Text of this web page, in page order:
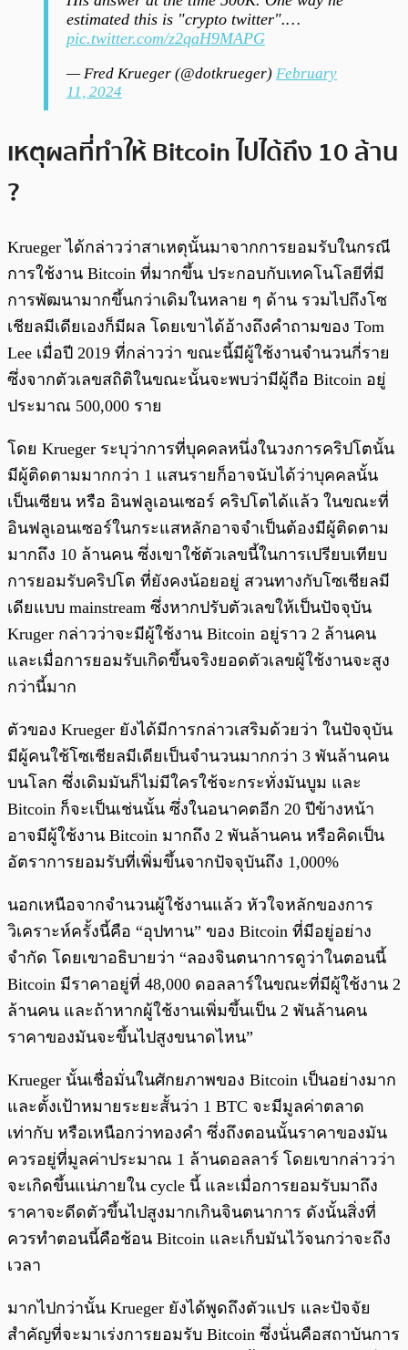
estimated this is "crypto twitter".…
pic.twitter.com/z2qaH9MAPG
— Fred Krueger (@dotkrueger) February
11, 2024
เหตุผลที่ทำให้ Bitcoin ไปได้ถึง 10 ล้าน
?
Krueger ได้กล่าวว่าสาเหตุนั้นมาจากการยอมรับในกรณี
การใช้งาน Bitcoin ที่มากขึ้น ประกอบกับเทคโนโลยีที่มี
การพัฒนามากขึ้นกว่าเดิมในหลาย ๆ ด้าน รวมไปถึงโซ
เชียลมีเดียเองก็มีผล โดยเขาได้อ้างถึงคำถามของ Tom
Lee เมื่อปี 2019 ที่กล่าวว่า ขณะนี้มีผู้ใช้งานจำนวนกี่ราย
ซึ่งจากตัวเลขสถิติในขณะนั้นจะพบว่ามีผู้ถือ Bitcoin อยู่
ประมาณ 500,000 ราย
โดย Krueger ระบุว่าการที่บุคคลหนึ่งในวงการคริปโตนั้น
มีผู้ติดตามมากกว่า 1 แสนรายก็อาจนับได้ว่าบุคคลนั้น
เป็นเซียน หรือ อินฟลูเอนเซอร์ คริปโตได้แล้ว ในขณะที่
อินฟลูเอนเซอร์ในกระแสหลักอาจจำเป็นต้องมีผู้ติดตาม
มากถึง 10 ล้านคน ซึ่งเขาใช้ตัวเลขนี้ในการเปรียบเทียบ
การยอมรับคริปโต ที่ยังคงน้อยอยู่ สวนทางกับโซเชียลมี
เดียแบบ mainstream ซึ่งหากปรับตัวเลขให้เป็นปัจจุบัน
Kruger กล่าวว่าจะมีผู้ใช้งาน Bitcoin อยู่ราว 2 ล้านคน
และเมื่อการยอมรับเกิดขึ้นจริงยอดตัวเลขผู้ใช้งานจะสูง
กว่านี้มาก
ตัวของ Krueger ยังได้มีการกล่าวเสริมด้วยว่า ในปัจจุบัน
มีผู้คนใช้โซเชียลมีเดียเป็นจำนวนมากกว่า 3 พันล้านคน
บนโลก ซึ่งเดิมมันก็ไม่มีใครใช้จะกระทั่งมันบูม และ
Bitcoin ก็จะเป็นเช่นนั้น ซึ่งในอนาคตอีก 20 ปีข้างหน้า
อาจมีผู้ใช้งาน Bitcoin มากถึง 2 พันล้านคน หรือคิดเป็น
อัตราการยอมรับที่เพิ่มขึ้นจากปัจจุบันถึง 1,000%
นอกเหนือจากจำนวนผู้ใช้งานแล้ว หัวใจหลักของการ
วิเคราะห์ครั้งนี้คือ “อุปทาน” ของ Bitcoin ที่มีอยู่อย่าง
จำกัด โดยเขาอธิบายว่า “ลองจินตนาการดูว่าในตอนนี้
Bitcoin มีราคาอยู่ที่ 48,000 ดอลลาร์ในขณะที่มีผู้ใช้งาน 2
ล้านคน และถ้าหากผู้ใช้งานเพิ่มขึ้นเป็น 2 พันล้านคน
ราคาของมันจะขึ้นไปสูงขนาดไหน”
Krueger นั้นเชื่อมั่นในศักยภาพของ Bitcoin เป็นอย่างมาก
และตั้งเป้าหมายระยะสั้นว่า 1 BTC จะมีมูลค่าตลาด
เท่ากับ หรือเหนือกว่าทองคำ ซึ่งถึงตอนนั้นราคาของมัน
ควรอยู่ที่มูลค่าประมาณ 1 ล้านดอลลาร์ โดยเขากล่าวว่า
จะเกิดขึ้นแน่ภายใน cycle นี้ และเมื่อการยอมรับมาถึง
ราคาจะดีดตัวขึ้นไปสูงมากเกินจินตนาการ ดังนั้นสิ่งที่
ควรทำตอนนี้คือช้อน Bitcoin และเก็บมันไว้จนกว่าจะถึง
เวลา
มากไปกว่านั้น Krueger ยังได้พูดถึงตัวแปร และปัจจัย
สำคัญที่จะมาเร่งการยอมรับ Bitcoin ซึ่งนั่นคือสถาบันการ